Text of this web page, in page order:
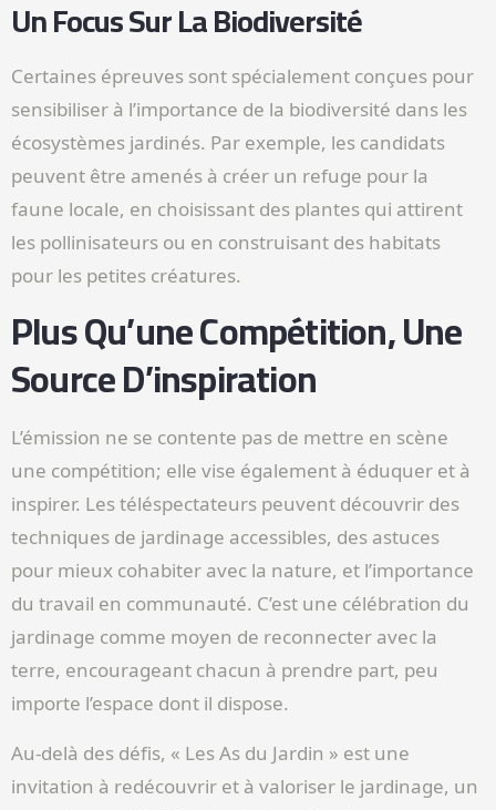
Un Focus Sur La Biodiversité
Certaines épreuves sont spécialement conçues pour
sensibiliser à l’importance de la biodiversité dans les
écosystèmes jardinés. Par exemple, les candidats
peuvent être amenés à créer un refuge pour la
faune locale, en choisissant des plantes qui attirent
les pollinisateurs ou en construisant des habitats
pour les petites créatures.
Plus Qu’une Compétition, Une
Source D’inspiration
L’émission ne se contente pas de mettre en scène
une compétition; elle vise également à éduquer et à
inspirer. Les téléspectateurs peuvent découvrir des
techniques de jardinage accessibles, des astuces
pour mieux cohabiter avec la nature, et l’importance
du travail en communauté. C’est une célébration du
jardinage comme moyen de reconnecter avec la
terre, encourageant chacun à prendre part, peu
importe l’espace dont il dispose.
Au-delà des défis, « Les As du Jardin » est une
invitation à redécouvrir et à valoriser le jardinage, un